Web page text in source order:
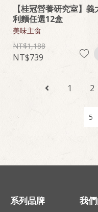
【桂冠營養研究室】義
利麵任選12盒
美味主食
1,188
739
1 2
系列品牌 我